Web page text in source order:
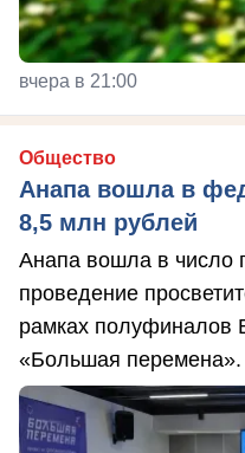
вчера в 21:00
Общество
Анапа вошла в
8,5 млн рублей
Анапа вошла в число
проведение
рамках полуфиналов
«Большая перемена».